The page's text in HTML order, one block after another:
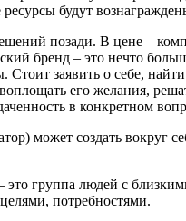
будут
позади. В цене –
бренд – это нечто
Стоит заявить о себе,
его желания,
в конкретном
может создать вокруг
группа людей с
потребностями.